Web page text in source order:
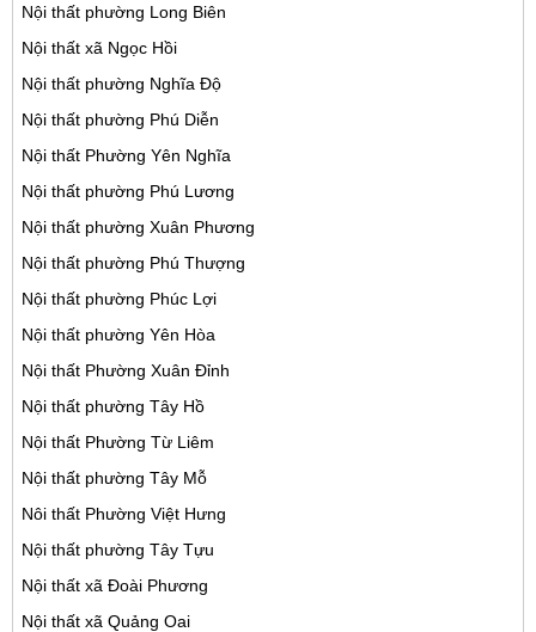
Nội thất phường Long Biên
Nội thất xã Ngọc Hồi
Nội thất phường Nghĩa Độ
Nội thất phường Phú Diễn
Nội thất Phường Yên Nghĩa
Nội thất phường Phú Lương
Nội thất phường Xuân Phương
Nội thất phường Phú Thượng
Nội thất phường Phúc Lợi
Nội thất phường Yên Hòa
Nội thất Phường Xuân Đỉnh
Nội thất phường Tây Hồ
Nội thất Phường Từ Liêm
Nội thất phường Tây Mỗ
Nôi thất Phường Việt Hưng
Nội thất phường Tây Tựu
Nội thất xã Đoài Phương
Nội thất xã Quảng Oai